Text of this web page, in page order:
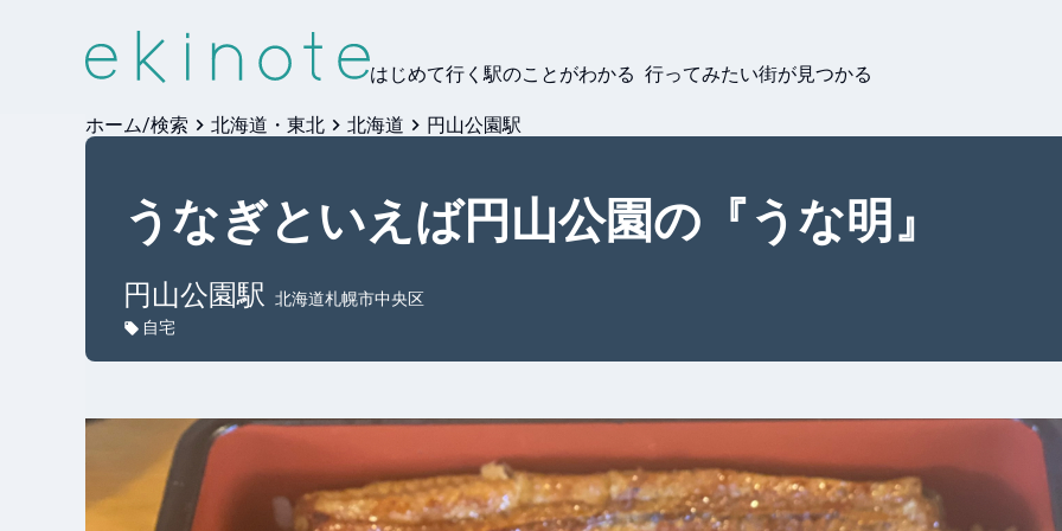
はじめて行く駅のことがわかる 行ってみたい街が見つかる
ホーム/検索 北海道・東北 北海道 円山公園駅
うなぎといえば円山公園の『うな明』
円山公園駅
北海道札幌市中央区
自宅